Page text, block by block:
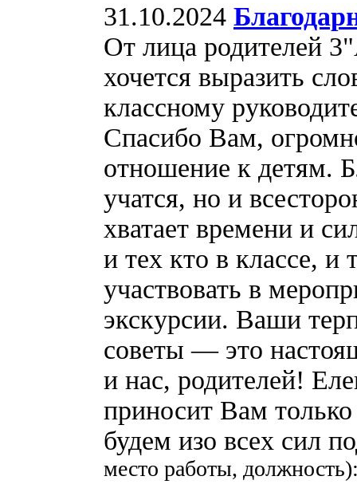
31.10.2024
От лица родителей
хочется выразить
классному
Спасибо Вам,
отношение к детям.
учатся, но и
хватает времени и
и тех кто в классе, и
участвовать в
экскурсии. Ваши
советы — это
и нас, родителей!
приносит Вам
будем изо всех сил
место работы,